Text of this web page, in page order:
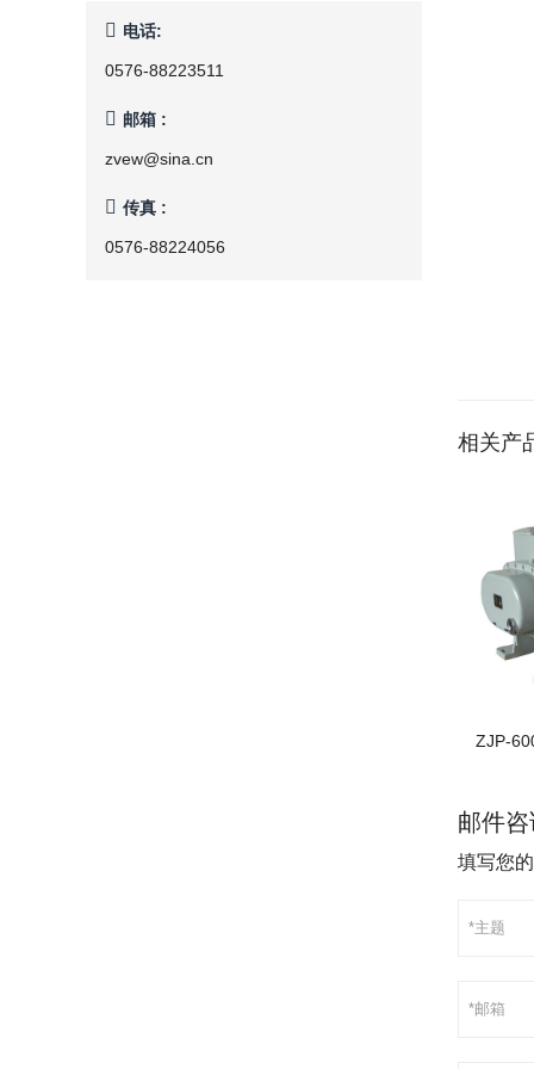
相关产
ZJP-
邮件
填写您
 电话:
0576-88223511
 邮箱 :
zvew@sina.cn
 传真 :
0576-88224056